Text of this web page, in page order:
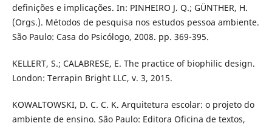
definições e implicações. In: PINHEIRO J. Q.; GÜNTHER, H.
(Orgs.). Métodos de pesquisa nos estudos pessoa ambiente.
São Paulo: Casa do Psicólogo, 2008. pp. 369-395.
KELLERT, S.; CALABRESE, E. The practice of biophilic design.
London: Terrapin Bright LLC, v. 3, 2015.
KOWALTOWSKI, D. C. C. K. Arquitetura escolar: o projeto do
ambiente de ensino. São Paulo: Editora Oficina de textos,